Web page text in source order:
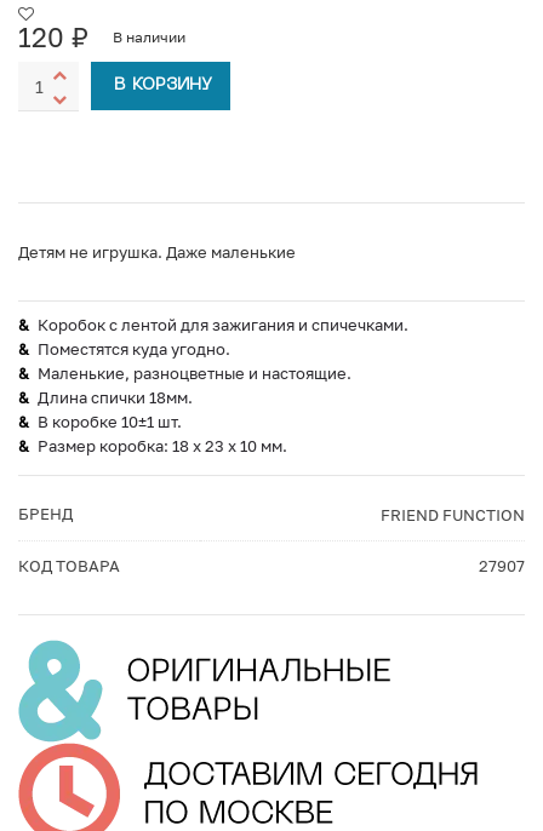
120 ₽ В наличии
В КОРЗИНУ
Детям не игрушка. Даже маленькие
Коробок с лентой для зажигания и спичечками.
Поместятся куда угодно.
Маленькие, разноцветные и настоящие.
Длина спички 18мм.
В коробке 10±1 шт.
Размер коробка: 18 х 23 х 10 мм.
БРЕНД FRIEND FUNCTION
КОД ТОВАРА 27907